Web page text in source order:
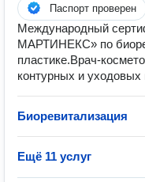
Паспорт проверен
Международный
МАРТИНЕКС» по
пластике.Врач-
контурных и
Биоревитализация
Ещё 11 услуг